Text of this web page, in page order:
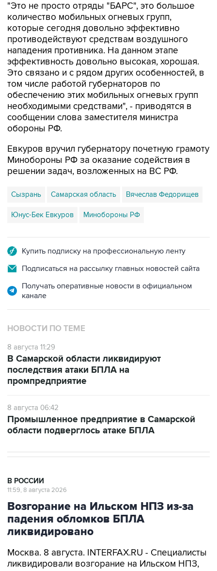
"Это не просто отряды "БАРС", это большое
количество мобильных огневых групп,
которые сегодня довольно эффективно
противодействуют средствам воздушного
нападения противника. На данном этапе
эффективность довольно высокая, хорошая.
Это связано и с рядом других особенностей, в
том числе работой губернаторов по
обеспечению этих мобильных огневых групп
необходимыми средствами", - приводятся в
сообщении слова заместителя министра
обороны РФ.
Евкуров вручил губернатору почетную грамоту
Минобороны РФ за оказание содействия в
решении задач, возложенных на ВС РФ.
Сызрань Самарская область Вячеслав Федорищев
Юнус-Бек Евкуров Минобороны РФ
Купить подписку на профессиональную ленту
Подписаться на рассылку главных новостей сайта
Получать оперативные новости в официальном
канале
НОВОСТИ ПО ТЕМЕ
8 августа 11:29
В Самарской области ликвидируют
последствия атаки БПЛА на
промпредприятие
8 августа 06:42
Промышленное предприятие в Самарской
области подверглось атаке БПЛА
В РОССИИ
11:59, 8 августа 2026
Возгорание на Ильском НПЗ из-за
падения обломков БПЛА
ликвидировано
Москва. 8 августа. INTERFAX.RU - Специалисты
ликвидировали возгорание на Ильском НПЗ,